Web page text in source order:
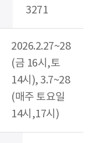
3271
2026.2.27~28
(금 16시,토
14시), 3.7~28
(매주 토요일
14시,17시)